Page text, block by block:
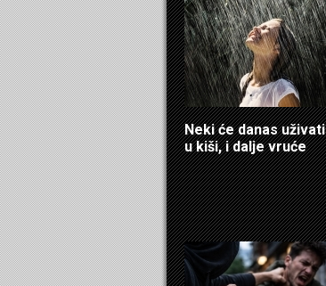
Neki će danas uživati
u kiši, i dalje vruće